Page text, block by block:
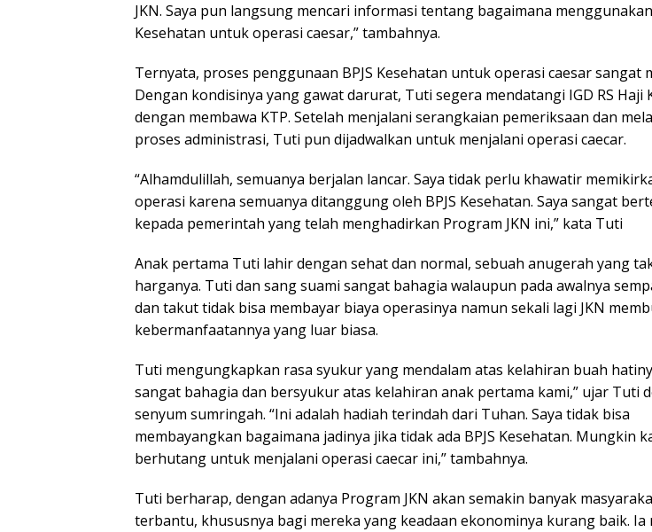
JKN. Saya pun langsung mencari informasi tentang bagaimana menggunakan
Kesehatan untuk operasi caesar,” tambahnya.
Ternyata, proses penggunaan BPJS Kesehatan untuk operasi caesar sangat
Dengan kondisinya yang gawat darurat, Tuti segera mendatangi IGD RS Haji
dengan membawa KTP. Setelah menjalani serangkaian pemeriksaan dan
proses administrasi, Tuti pun dijadwalkan untuk menjalani operasi caecar.
“Alhamdulillah, semuanya berjalan lancar. Saya tidak perlu khawatir
operasi karena semuanya ditanggung oleh BPJS Kesehatan. Saya sangat
kepada pemerintah yang telah menghadirkan Program JKN ini,” kata Tuti
Anak pertama Tuti lahir dengan sehat dan normal, sebuah anugerah yang
harganya. Tuti dan sang suami sangat bahagia walaupun pada awalnya
dan takut tidak bisa membayar biaya operasinya namun sekali lagi JKN
kebermanfaatannya yang luar biasa.
Tuti mengungkapkan rasa syukur yang mendalam atas kelahiran buah
sangat bahagia dan bersyukur atas kelahiran anak pertama kami,” ujar Tuti
senyum sumringah. “Ini adalah hadiah terindah dari Tuhan. Saya tidak bisa
membayangkan bagaimana jadinya jika tidak ada BPJS Kesehatan. Mungkin
berhutang untuk menjalani operasi caecar ini,” tambahnya.
Tuti berharap, dengan adanya Program JKN akan semakin banyak
terbantu, khususnya bagi mereka yang keadaan ekonominya kurang baik. Ia